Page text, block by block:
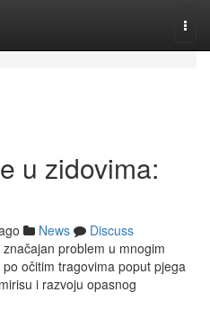
u zidovima:
News
Discuss
problem u mnogim
očitim tragovima poput pjega
i razvoju opasnog